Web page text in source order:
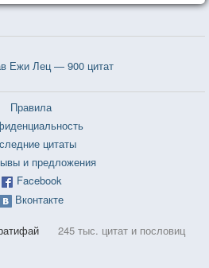
Ежи Лец — 900 цитат
Правила
цитаты
и предложения
Facebook
Вконтакте
245 тыс. цитат и пословиц